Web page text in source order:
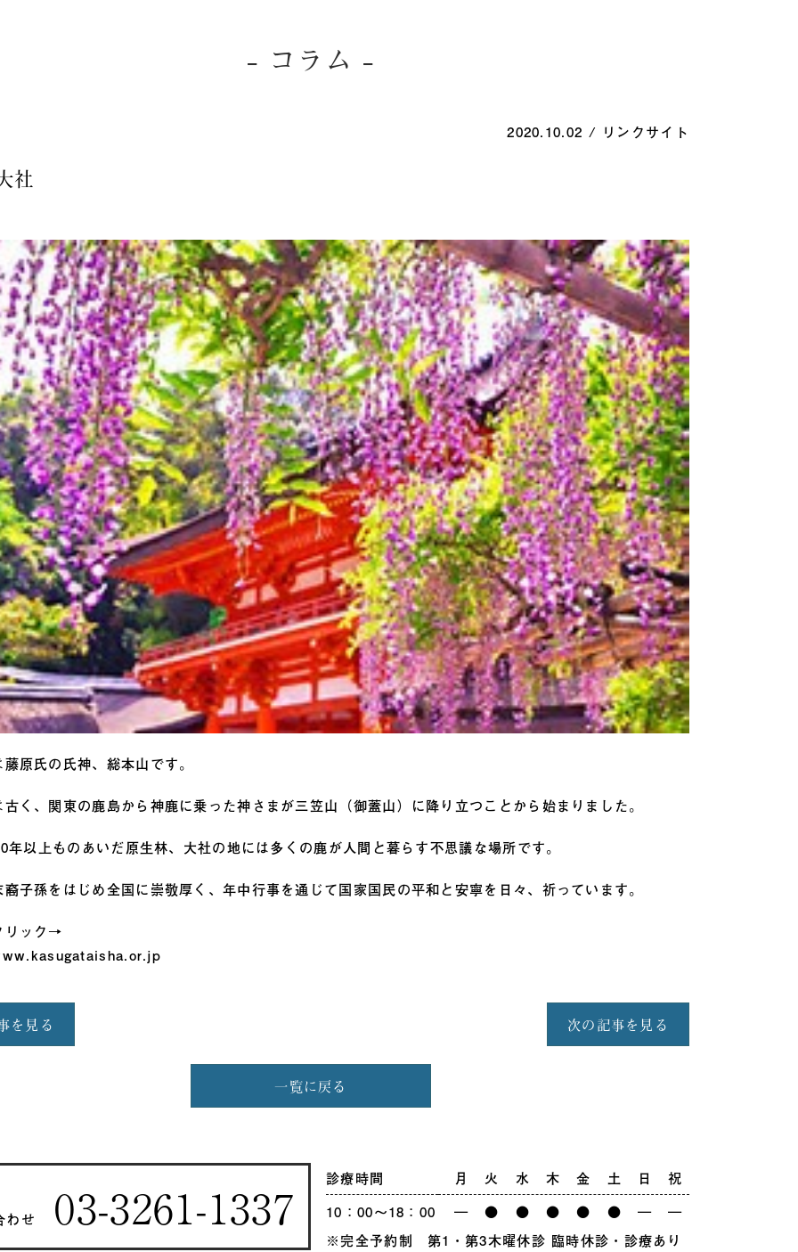
- コラム -
2020.10.02 / リンクサイト
社
原氏の氏神、総本山です。
く、関東の鹿島から神鹿に乗った神さまが三笠山（御蓋山）に降り立つことから始まりました。
年以上ものあいだ原生林、大社の地には多くの鹿が人間と暮らす不思議な場所です。
子孫をはじめ全国に崇敬厚く、年中行事を通じて国家国民の平和と安寧を日々、祈っています。
リック→
を見る 次の記事を見る
一覧に戻る
わせ 03-3261-1337 診療時間 月 火 水 木 金 土 日
祝
10：00〜18：00
― ● ● ● ● ● ―
―
※完全予約制 第1・第3木曜休診 臨時休診・診療あり